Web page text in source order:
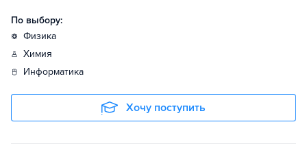
По выбору:
физика
химия
информатика
Хочу поступить